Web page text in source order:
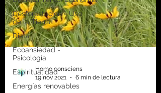
Desforestación - Uso
de la Tierra
Dieta
Ecoansiedad -
Psicología
Espiritualidad
Energías renovables
Homo consciens